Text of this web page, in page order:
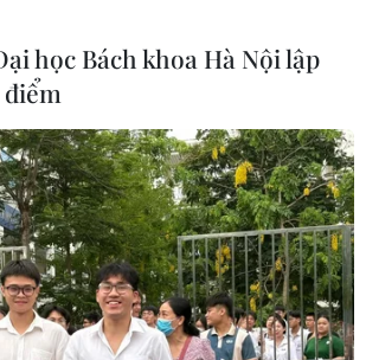
của hải quân Iran thăm
4 chiếc, bao gồm tàu hậu cần
và Khanjar và tàu vận tải
học Bách khoa Hà Nội lập